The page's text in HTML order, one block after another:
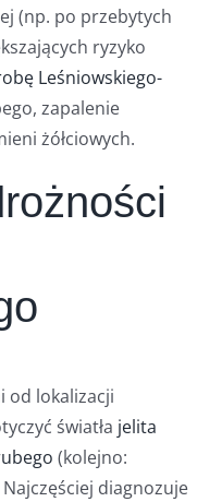
(np. po przebytych
ryzyko
Leśniowskiego-
zapalenie
żółciowych.
od lokalizacji
światła jelita
(kolejno:
diagnozuje